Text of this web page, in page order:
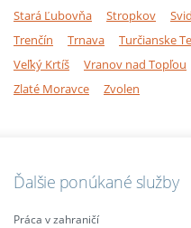
Stará Ľubovňa
Stropkov
Trenčín
Trnava Turčianske
Veľký Krtíš
Vranov nad Topľou
Zlaté Moravce
Zvolen
Ďalšie ponúkané služby
Práca v zahraničí